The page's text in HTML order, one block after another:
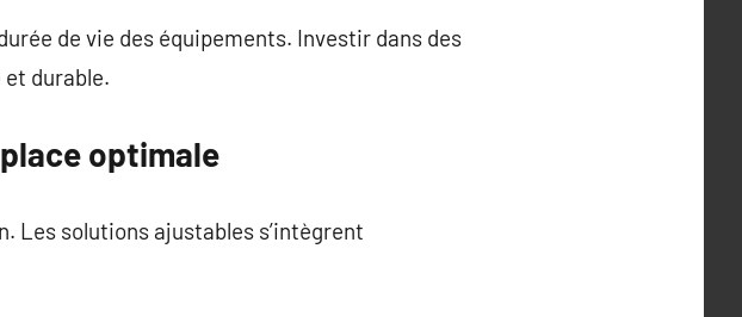
de vie des équipements. Investir dans des
durable.
optimale
solutions ajustables s’intègrent